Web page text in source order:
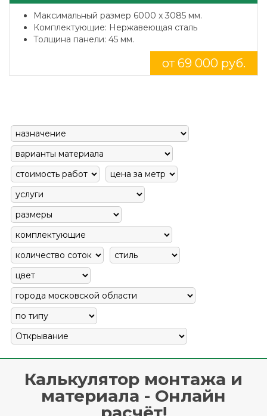
Максимальный размер 6000 x 3085 мм.
Комплектующие: Нержавеющая сталь
Толщина панели: 45 мм.
от 69 000 руб.
Калькулятор монтажа и
материала - Онлайн